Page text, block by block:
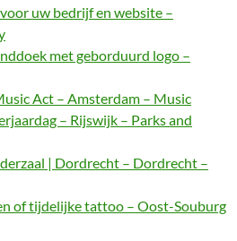
uw bedrijf en website –
met geborduurd logo –
Act – Amsterdam – Music
– Rijswijk – Parks and
| Dordrecht – Dordrecht –
of tijdelijke tattoo – Oost-Souburg